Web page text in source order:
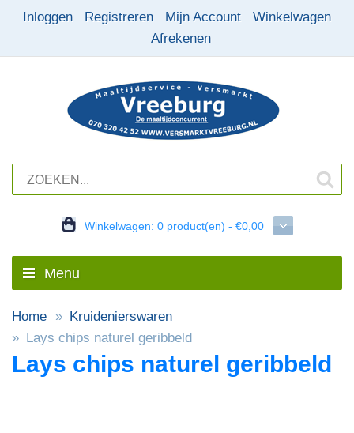
Inloggen Registreren Mijn Account
Winkelwagen
Afrekenen
Winkelwagen: 0 product(en) - €0,00
Menu
Home
Kruidenierswaren
Lays chips naturel geribbeld
Lays chips naturel geribbeld